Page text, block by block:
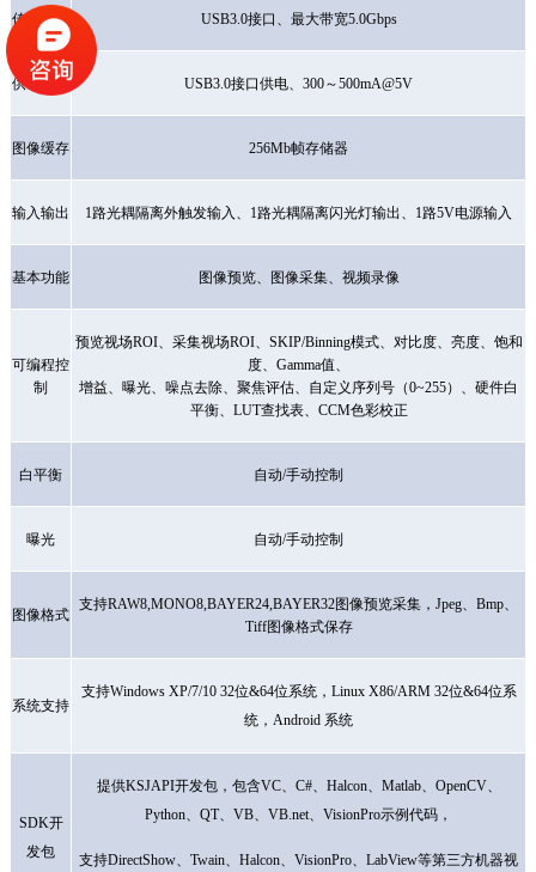
传输接口 USB3.0接口、最大带宽5.0Gbps
供电方式 USB3.0接口供电、300～500mA@5V
图像缓存 256Mb帧存储器
输入输出 1路光耦隔离外触发输入、1路光耦隔离闪光灯输出、1路5V电源输入
基本功能 图像预览、图像采集、视频录像
可编程控
制
预览视场ROI、采集视场ROI、SKIP/Binning模式、对比度、亮度、饱和
度、Gamma值、
增益、曝光、噪点去除、聚焦评估、自定义序列号（0~255）、硬件白
平衡、LUT查找表、CCM色彩校正
白平衡 自动/手动控制
曝光 自动/手动控制
图像格式
支持RAW8,MONO8,BAYER24,BAYER32图像预览采集，Jpeg、Bmp、
Tiff图像格式保存
系统支持
支持Windows XP/7/10 32位&64位系统，Linux X86/ARM 32位&64位系
统，Android 系统
SDK开
发包
提供KSJAPI开发包，包含VC、C#、Halcon、Matlab、OpenCV、
Python、QT、VB、VB.net、VisionPro示例代码，
支持DirectShow、Twain、Halcon、VisionPro、LabView等第三方机器视